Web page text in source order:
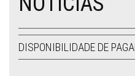
DISPONIBILIDADE DE